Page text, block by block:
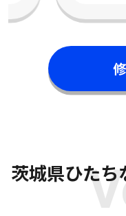
茨城県ひたち